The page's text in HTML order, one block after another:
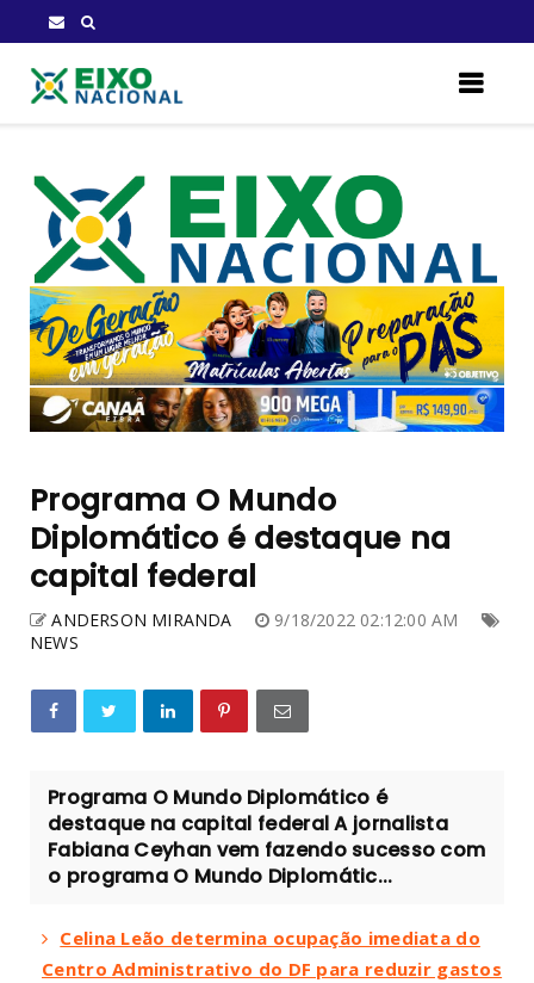
Programa O Mundo
Diplomático é destaque na
capital federal
ANDERSON MIRANDA
9/18/2022 02:12:00 AM
NEWS
Programa O Mundo Diplomático é
destaque na capital federal A jornalista
Fabiana Ceyhan vem fazendo sucesso com
o programa O Mundo Diplomátic...
Celina Leão determina ocupação imediata do
Centro Administrativo do DF para reduzir gastos